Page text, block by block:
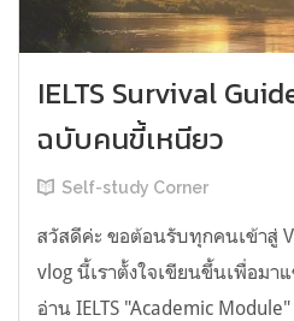
IELTS Survival
ฉบับคนขี้เหนียว
Self-study Corner
สวัสดีค่ะ ขอต้อนรับทุกคนเข้าสู่
vlog นี้เราตั้งใจเขียนขึ้นเพื่อมา
อ่าน IELTS "Academic